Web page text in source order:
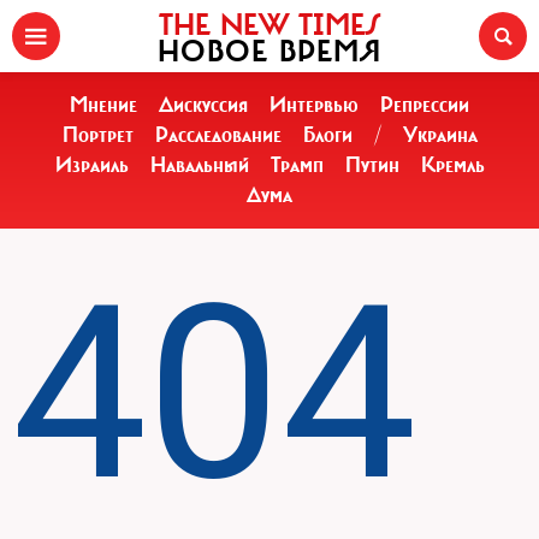
THE NEW TIMES
НОВОЕ ВРЕМЯ
Мнение Дискуссия Интервью
Репрессии
Портрет
Расследование Блоги /
Украина
Израиль
Навальный Трамп Путин
Кремль
Дума
404